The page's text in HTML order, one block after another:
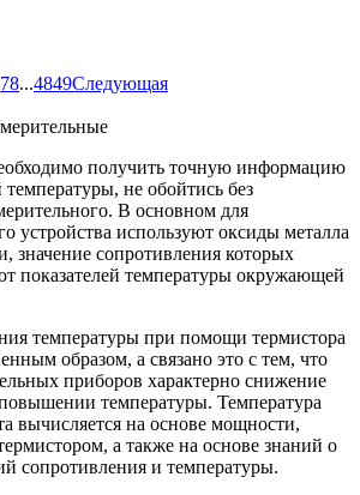
78...4849Следующая
получить точную информацию
температуры, не обойтись без
В основном для
устройства используют оксиды металла
значение сопротивления которых
показателей температуры окружающей
температуры при помощи термистора
образом, а связано это с тем, что
приборов характерно снижение
температуры. Температура
вычисляется на основе мощности,
а также на основе знаний о
сопротивления и температуры.